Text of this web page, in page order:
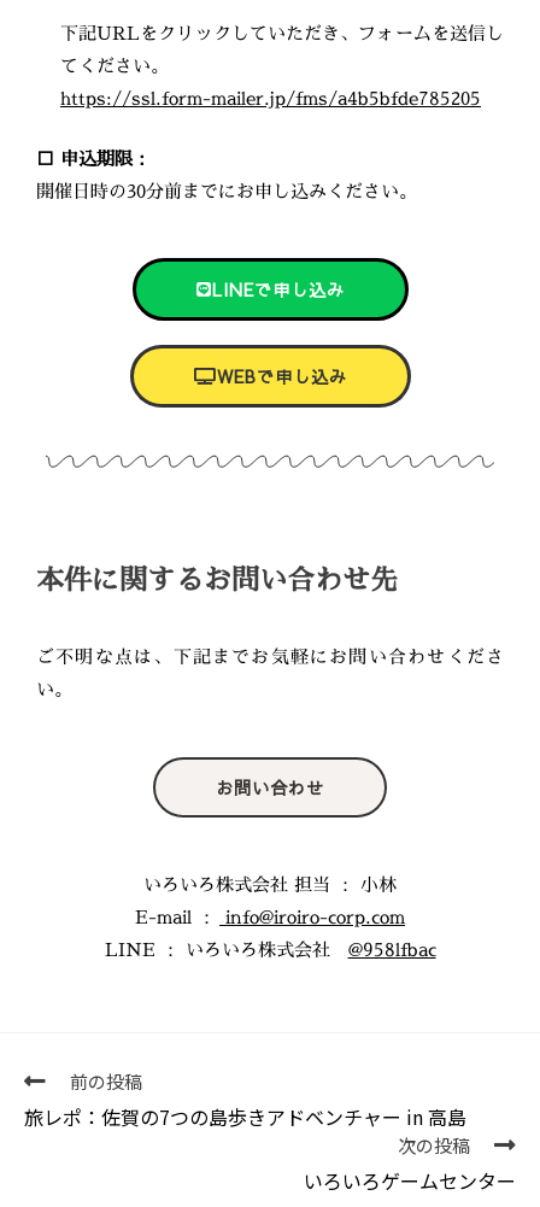
下記URLをクリックしていただき、フォームを送信し
てください。
https://ssl.form-mailer.jp/fms/a4b5bfde785205
□ 申込期限：
開催日時の30分前までにお申し込みください。
LINEで申し込み
WEBで申し込み
本件に関するお問い合わせ先
ご不明な点は、下記までお気軽にお問い合わせくださ
い。
お問い合わせ
いろいろ株式会社 担当 ： 小林
E-mail ：
info@iroiro-corp.com
LINE ： いろいろ株式会社 @958lfbac
前の投稿
旅レポ：佐賀の7つの島歩きアドベンチャー in 高島
次の投稿
いろいろゲームセンター